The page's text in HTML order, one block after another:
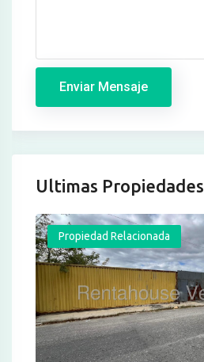
Enviar Mensaje
Ultimas Propiedades
Propiedad Relacionada